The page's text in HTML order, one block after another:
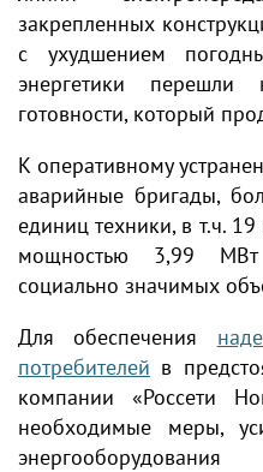
закрепленных
с ухудшением
энергетики
готовности, который
К оперативному
аварийные бригады,
единиц техники, в т.ч.
мощностью 3,99 МВт
социально значимых
Для обеспечения
потребителей в
компании «Россети
необходимые меры,